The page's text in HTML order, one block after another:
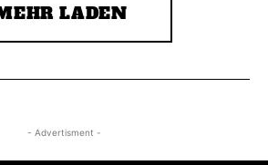
LADEN
- Advertisment -